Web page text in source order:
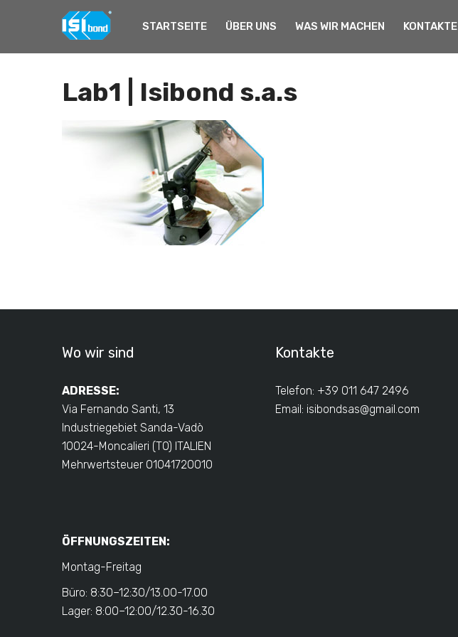
STARTSEITE ÜBER UNS WAS WIR MACHEN KONTAKTE
Startseite Forschung Und Entwicklung Lab1
Lab1 | Isibond s.a.s
Wo wir sind
ADRESSE:
Via Fernando Santi, 13
Industriegebiet Sanda-Vadò
10024-Moncalieri (TO) ITALIEN
Mehrwertsteuer 01041720010
ÖFFNUNGSZEITEN:
Montag-Freitag
Büro: 8:30–12:30/13.00-17.00
Lager: 8:00–12:00/12.30-16.30
Kontakte
Telefon: +39 011 647 2496
Email: isibondsas@gmail.com